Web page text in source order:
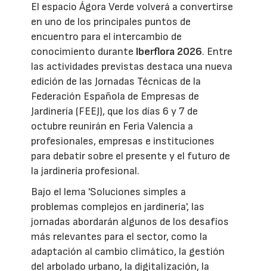
El espacio Ágora Verde volverá a convertirse
en uno de los principales puntos de
encuentro para el intercambio de
conocimiento durante Iberflora 2026. Entre
las actividades previstas destaca una nueva
edición de las Jornadas Técnicas de la
Federación Española de Empresas de
Jardinería (FEEJ), que los días 6 y 7 de
octubre reunirán en Feria Valencia a
profesionales, empresas e instituciones
para debatir sobre el presente y el futuro de
la jardinería profesional.
Bajo el lema 'Soluciones simples a
problemas complejos en jardinería', las
jornadas abordarán algunos de los desafíos
más relevantes para el sector, como la
adaptación al cambio climático, la gestión
del arbolado urbano, la digitalización, la